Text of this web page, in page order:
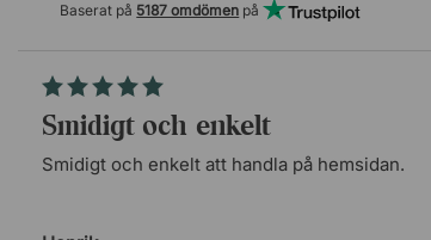
Baserat på 5187 omdömen på
Smidigt och enkelt
Smidigt och enkelt att handla på hemsidan.